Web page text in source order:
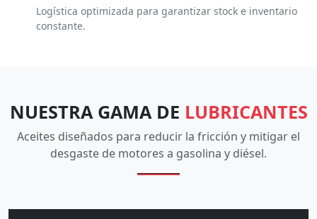
Logística optimizada para garantizar stock e inventario
constante.
NUESTRA GAMA DE LUBRICANTES
Aceites diseñados para reducir la fricción y mitigar el
desgaste de motores a gasolina y diésel.